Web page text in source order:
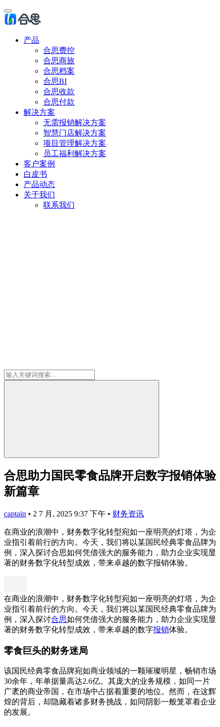
产品
合思费控
合思商旅
合思档案
合思BI
合思收款
合思付款
解决方案
无需报销解决方案
智慧门店解决方案
项目管理解决方案
员工福利解决方案
客户案例
白皮书
产品动态
关于我们
联系我们
合思助力国民零食品牌开启数字报销体验
新篇章
captain • 2 7 月, 2025 9:37 下午 • 财务资讯
在商业的浪潮中，财务数字化转型宛如一座明亮的灯塔，为企
业指引着前行的方向。今天，我们将以某国民经典零食品牌为
例，深入探讨合思如何凭借强大的服务能力，助力企业实现显
著的财务数字化转型成效，带来卓越的数字报销体验。
在商业的浪潮中，财务数字化转型宛如一座明亮的灯塔，为企
业指引着前行的方向。今天，我们将以某国民经典零食品牌为
例，深入探讨合思如何凭借强大的服务能力，助力企业实现显
著的财务数字化转型成效，带来卓越的数字报销体验。
零食巨头的财务迷局
该国民经典零食品牌宛如商业领域的一颗璀璨明星，畅销市场
30余年，年单据量高达2.6亿。其庞大的业务规模，如同一片
广袤的商业帝国，在市场中占据着重要的地位。然而，在这辉
煌的背后，却隐藏着诸多财务挑战，如同阴影一般笼罩着企业
的发展。